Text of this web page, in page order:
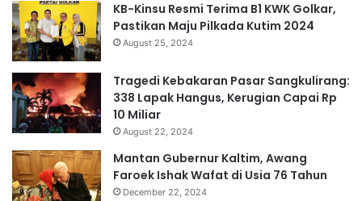
KB-Kinsu Resmi Terima B1 KWK Golkar,
Pastikan Maju Pilkada Kutim 2024
August 25, 2024
Tragedi Kebakaran Pasar Sangkulirang:
338 Lapak Hangus, Kerugian Capai Rp
10 Miliar
August 22, 2024
Mantan Gubernur Kaltim, Awang
Faroek Ishak Wafat di Usia 76 Tahun
December 22, 2024